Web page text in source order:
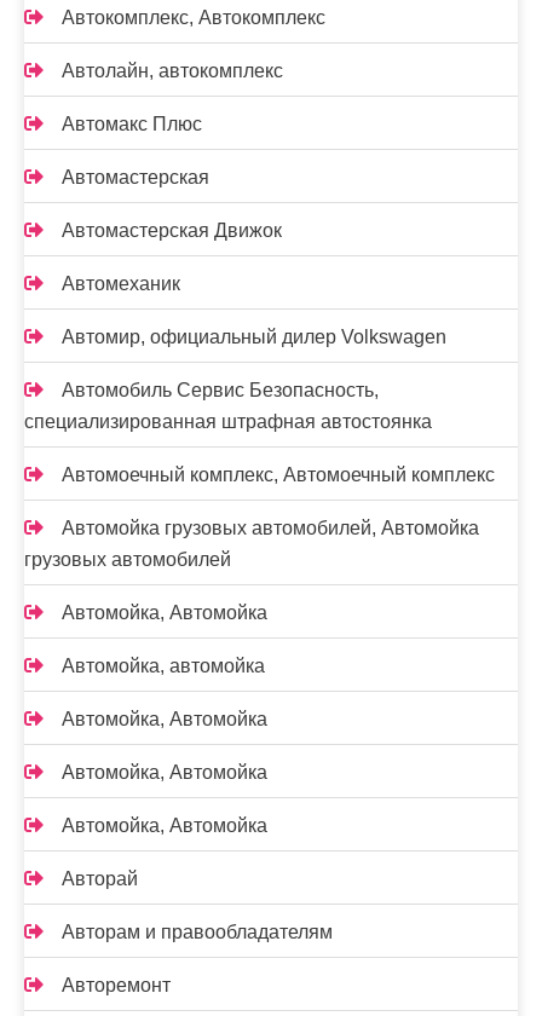
Автокомплекс, Автокомплекс
Автолайн, автокомплекс
Автомакс Плюс
Автомастерская
Автомастерская Движок
Автомеханик
Автомир, официальный дилер Volkswagen
Автомобиль Сервис Безопасность,
специализированная штрафная автостоянка
Автомоечный комплекс, Автомоечный комплекс
Автомойка грузовых автомобилей, Автомойка
грузовых автомобилей
Автомойка, Автомойка
Автомойка, автомойка
Автомойка, Автомойка
Автомойка, Автомойка
Автомойка, Автомойка
Авторай
Авторам и правообладателям
Авторемонт